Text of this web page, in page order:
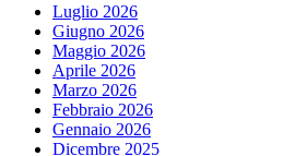
Luglio 2026
Giugno 2026
Maggio 2026
Aprile 2026
Marzo 2026
Febbraio 2026
Gennaio 2026
Dicembre 2025